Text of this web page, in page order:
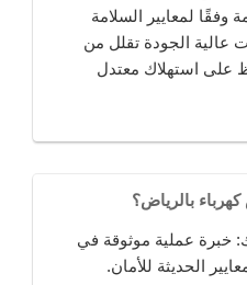
وفقًا لمعايير السلامة
عالية الجودة تقلل من
على استهلاك معتدل
بالرياض؟
خبرة عملية موثوقة في
الحديثة للأمان.